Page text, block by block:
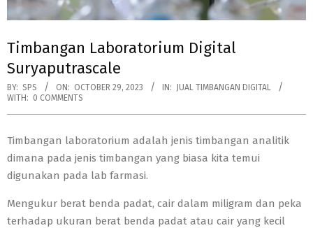
Timbangan Laboratorium Digital
Suryaputrascale
BY: SPS ON: OCTOBER 29, 2023 IN: JUAL TIMBANGAN DIGITAL
WITH: 0 COMMENTS
Timbangan laboratorium adalah jenis timbangan analitik
dimana pada jenis timbangan yang biasa kita temui
digunakan pada lab farmasi.
Mengukur berat benda padat, cair dalam miligram dan peka
terhadap ukuran berat benda padat atau cair yang kecil